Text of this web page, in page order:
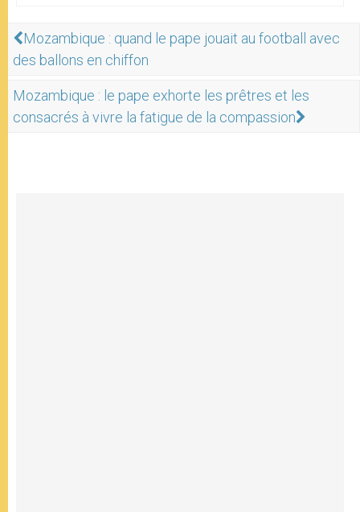
Mozambique : quand le pape jouait au football avec
des ballons en chiffon
Mozambique : le pape exhorte les prêtres et les
consacrés à vivre la fatigue de la compassion